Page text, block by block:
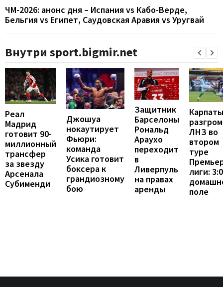
ЧМ-2026: анонс дня – Испания vs Кабо-Верде,
Бельгия vs Египет, Саудовская Аравия vs Уругвай
Внутри sport.bigmir.net
Реал
Мадрид
готовит 90-
миллионный
трансфер
за звезду
Арсенала
Субименди
Джошуа
нокаутирует
Фьюри:
команда
Усика готовит
боксера к
грандиозному
бою
Защитник
Барселоны
Рональд
Араухо
переходит
в
Ливерпуль
на правах
аренды
Карпаты
ЛНЗ во
втором
туре
лиги:
поле